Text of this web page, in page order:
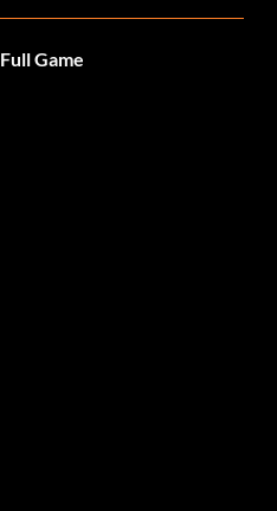
Game